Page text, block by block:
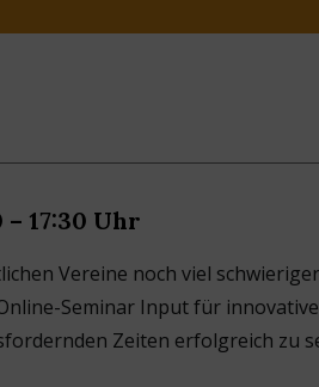
17:30 Uhr
Vereine noch viel
Seminar Input für innovative
Zeiten erfolgreich zu